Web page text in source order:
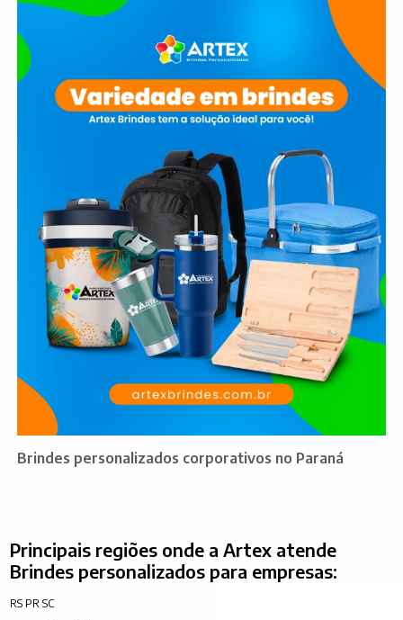
Brindes personalizados corporativos no Paraná
Principais regiões onde a Artex atende
Brindes personalizados para empresas:
RS PR SC